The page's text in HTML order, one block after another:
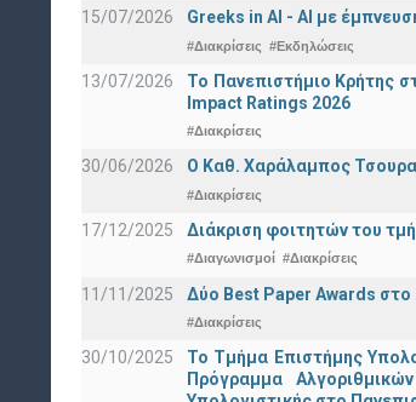
15/07/2026 Greeks in AI - ΑΙ με
#Διακρίσεις #Εκδηλώσεις
13/07/2026
Το Πανεπιστήμιο Κρήτης
Impact Ratings 2026
#Διακρίσεις
30/06/2026 Ο Καθ. Χαράλαμπος
#Διακρίσεις
17/12/2025 Διάκριση φοιτητών του
#Διαγωνισμοί #Διακρίσεις
11/11/2025 Δύο Best Paper Awards
#Διακρίσεις
30/10/2025
Το Τμήμα Επιστήμης
Πρόγραμμα